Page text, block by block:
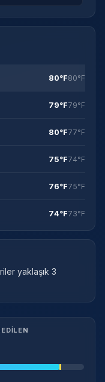
80°F80°F
79°F79°F
80°F77°F
75°F74°F
76°F75°F
74°F73°F
yaklaşık 3